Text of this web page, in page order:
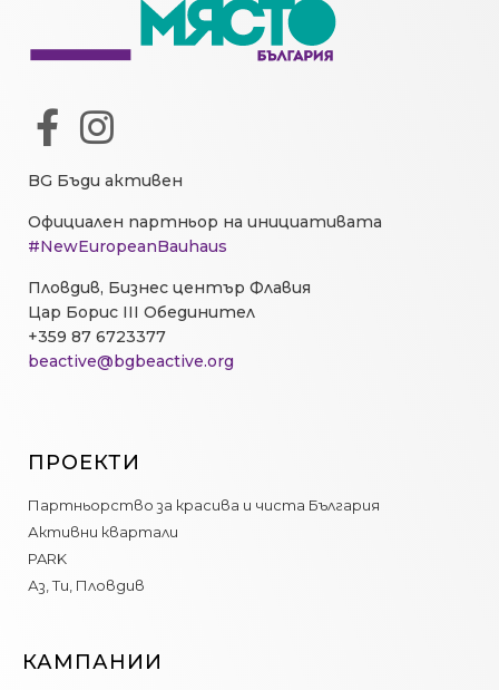
BG Бъди активен
Официален партньор на инициативата
#NewEuropeanBauhaus
Пловдив, Бизнес център Флавия
Цар Борис III Обединител
+359 87 6723377
beactive@bgbeactive.org
ПРОЕКТИ
Партньорство за красива и чиста България
Активни квартали
PARK
Аз, Ти, Пловдив
КАМПАНИИ